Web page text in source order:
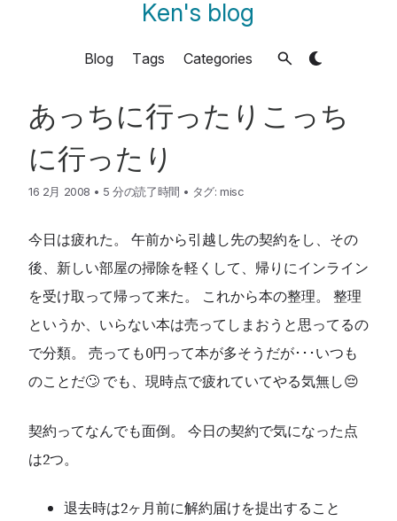
Ken's blog
Blog Tags Categories
あっちに行ったりこっち
に行ったり
16 2月 2008 • 5 分の読了時間 • タグ:misc
今日は疲れた。 午前から引越し先の契約をし、その
後、新しい部屋の掃除を軽くして、帰りにインライン
を受け取って帰って来た。 これから本の整理。 整理
というか、いらない本は売ってしまおうと思ってるの
で分類。 売っても0円って本が多そうだが･･･いつも
のことだ🙄 でも、現時点で疲れていてやる気無し😔
契約ってなんでも面倒。 今日の契約で気になった点
は2つ。
退去時は2ヶ月前に解約届けを提出すること